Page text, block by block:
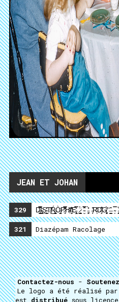
JEAN ET JOHAN
329 D̶͈̺̺̿͆̑̚͜I̴̡̡̩͑͘S̴̙͇̣̔̊̾T̸̘̃̐̃͜Ŕ̶̼̺̻͕Ò̵̝͙̺̜͑P̷̱͔̋̿͋̕H̷̩̓̄I̶̧̮͛̒̽̄E̵̢̟̝̤̽̀̿ ̷̳̣̘͇̈́ ̴̮̿̂̈́̑ ̵͕̙͖̟̀̽ ̵̛̖͙̊͘R̵̗͐̆̇D̶̡͒̏̐̆G̸̡̯͓͑́͝ ̶̦̭͇̑̑ ̴̗̿ ̵͓̪̖̟͑̉
321 Diazépam Racolage
Contactez-nous -
Le logo a été réalisé par
est distribué sous licence